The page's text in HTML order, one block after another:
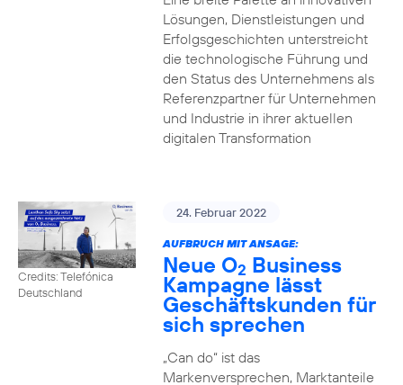
Lösungen, Dienstleistungen und
Erfolgsgeschichten unterstreicht
die technologische Führung und
den Status des Unternehmens als
Referenzpartner für Unternehmen
und Industrie in ihrer aktuellen
digitalen Transformation
Credits: Telefónica
Deutschland
24. Februar 2022
AUFBRUCH MIT ANSAGE:
Neue O2 Business
Kampagne lässt
Geschäftskunden für
sich sprechen
„Can do“ ist das
Markenversprechen, Marktanteile